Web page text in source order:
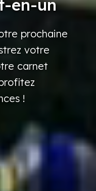
en-un
prochaine
votre
carnet
!